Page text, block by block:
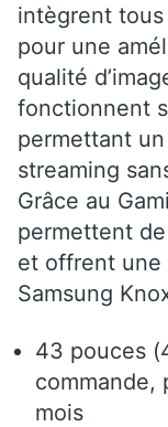
intègrent
pour une
qualité
fonctionnent
permettant
streaming
Grâce au
permettent
et offrent une
Samsung
43 pouces
commande,
mois